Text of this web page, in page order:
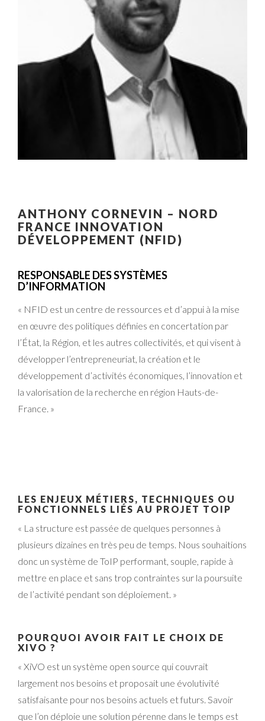
ANTHONY CORNEVIN – NORD
FRANCE INNOVATION
DÉVELOPPEMENT (NFID)
RESPONSABLE DES SYSTÈMES
D’INFORMATION
« NFID est un centre de ressources et d’appui à la mise
en œuvre des politiques définies en concertation par
l’État, la Région, et les autres collectivités, et qui visent à
développer l’entrepreneuriat, la création et le
développement d’activités économiques, l’innovation et
la valorisation de la recherche en région Hauts-de-
France. »
LES ENJEUX MÉTIERS, TECHNIQUES OU
FONCTIONNELS LIÉS AU PROJET TOIP
« La structure est passée de quelques personnes à
plusieurs dizaines en très peu de temps. Nous souhaitions
donc un système de ToIP performant, souple, rapide à
mettre en place et sans trop contraintes sur la poursuite
de l’activité pendant son déploiement. »
POURQUOI AVOIR FAIT LE CHOIX DE
XIVO ?
« XiVO est un système open source qui couvrait
largement nos besoins et proposait une évolutivité
satisfaisante pour nos besoins actuels et futurs. Savoir
que l’on déploie une solution pérenne dans le temps est